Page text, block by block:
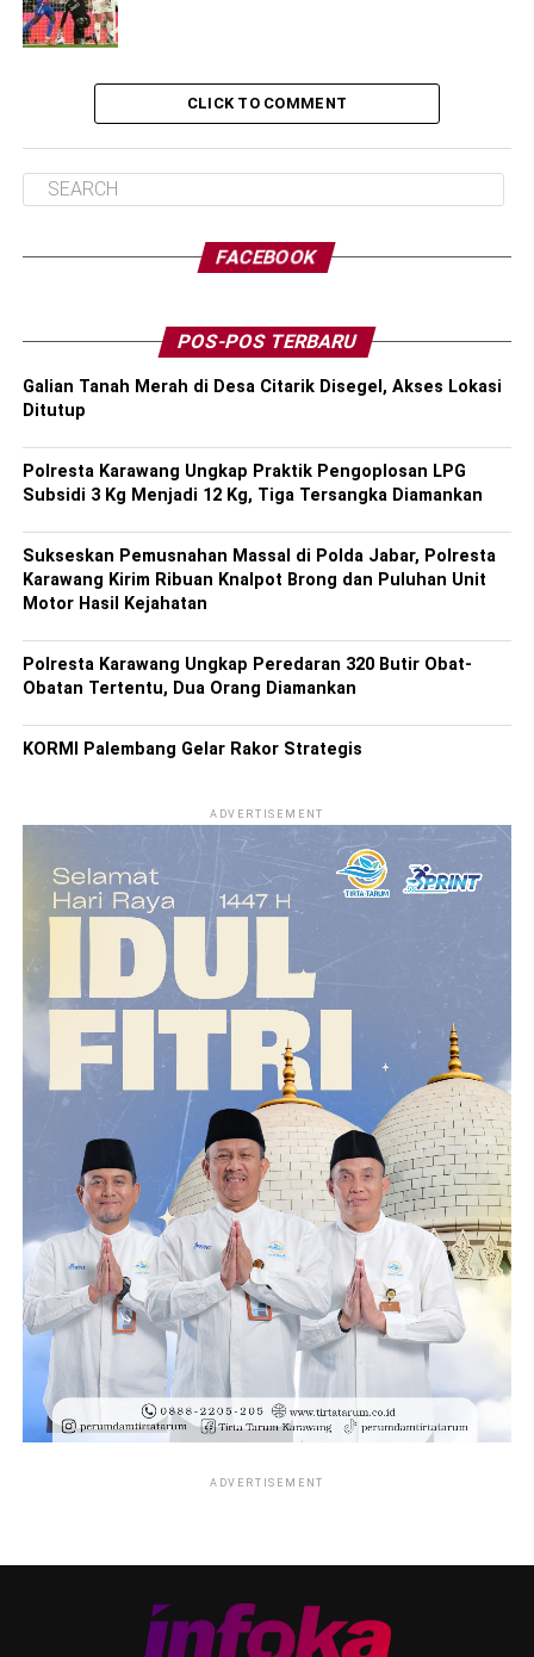
CLICK TO COMMENT
FACEBOOK
POS-POS TERBARU
Galian Tanah Merah di Desa Citarik Disegel, Akses Lokasi
Ditutup
Polresta Karawang Ungkap Praktik Pengoplosan LPG
Subsidi 3 Kg Menjadi 12 Kg, Tiga Tersangka Diamankan
Sukseskan Pemusnahan Massal di Polda Jabar, Polresta
Karawang Kirim Ribuan Knalpot Brong dan Puluhan Unit
Motor Hasil Kejahatan
Polresta Karawang Ungkap Peredaran 320 Butir Obat-
Obatan Tertentu, Dua Orang Diamankan
KORMI Palembang Gelar Rakor Strategis
ADVERTISEMENT
ADVERTISEMENT